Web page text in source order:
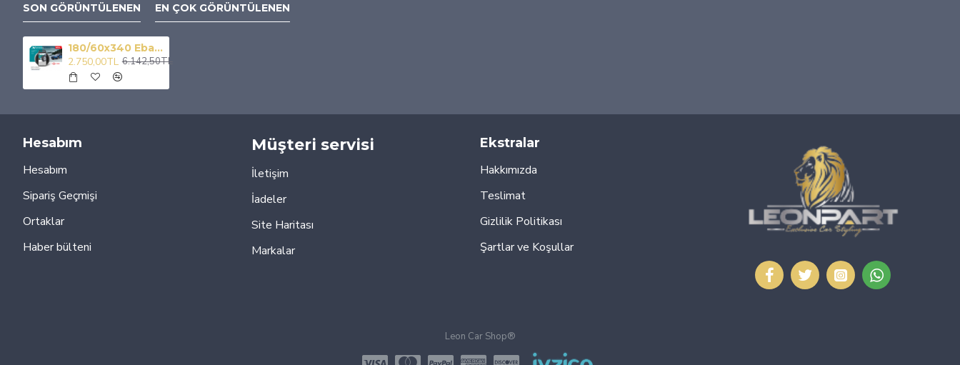
SON GÖRÜNTÜLENEN EN ÇOK GÖRÜNTÜLENEN
180/60x340 Ebatlarına Uyumlu Takmatik X Tipi Kar Patinaj Zinciri
2.750,00TL 6.142,50TL
Hesabım
Hesabım
Sipariş Geçmişi
Ortaklar
Haber bülteni
Müşteri servisi
İletişim
İadeler
Site Haritası
Markalar
Ekstralar
Hakkımızda
Teslimat
Gizlilik Politikası
Şartlar ve Koşullar
Leon Car Shop®